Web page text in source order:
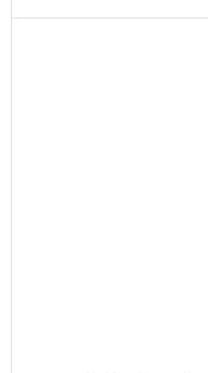
5,0